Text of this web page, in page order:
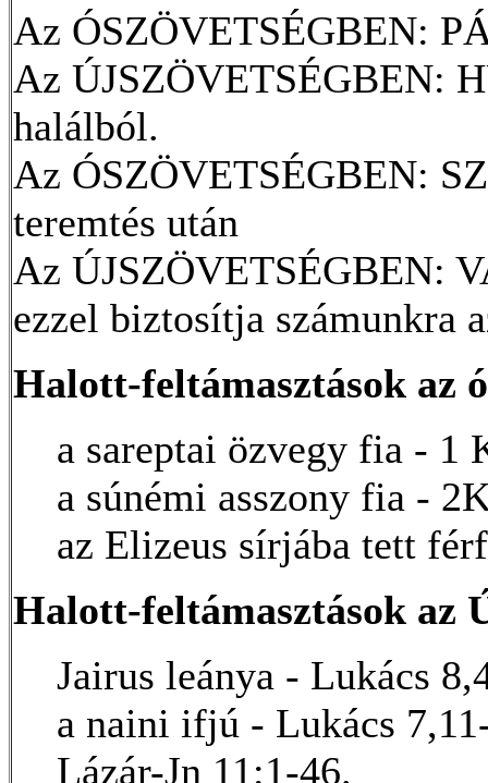
Az ÓSZÖVETSÉGBEN:
Az ÚJSZÖVETSÉGBEN:
halálból.
Az ÓSZÖVETSÉGBEN:
teremtés után
Az ÚJSZÖVETSÉGBEN:
ezzel biztosítja számunkra
Halott-feltámasztások az
a sareptai özvegy fia - 1
a súnémi asszony fia -
az Elizeus sírjába tett
Halott-feltámasztások az
Jairus leánya - Lukács
a naini ifjú - Lukács
Lázár-Jn 11:1-46.